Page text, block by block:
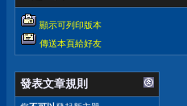
顯示可列印版本
傳送本頁給好友
發表文章規則